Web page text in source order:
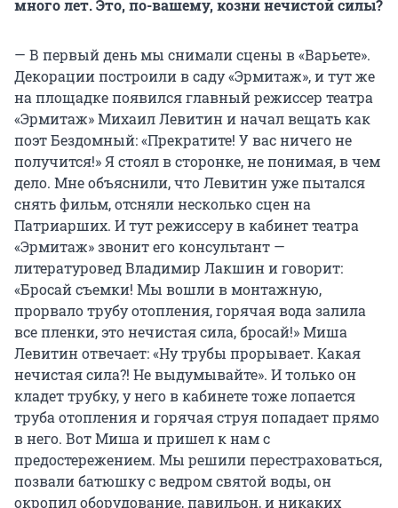
много лет. Это, по-вашему, козни нечистой силы?
— В первый день мы снимали сцены в «Варьете».
Декорации построили в саду «Эрмитаж», и тут же
на площадке появился главный режиссер театра
«Эрмитаж» Михаил Левитин и начал вещать как
поэт Бездомный: «Прекратите! У вас ничего не
получится!» Я стоял в сторонке, не понимая, в чем
дело. Мне объяснили, что Левитин уже пытался
снять фильм, отсняли несколько сцен на
Патриарших. И тут режиссеру в кабинет театра
«Эрмитаж» звонит его консультант —
литературовед Владимир Лакшин и говорит:
«Бросай съемки! Мы вошли в монтажную,
прорвало трубу отопления, горячая вода залила
все пленки, это нечистая сила, бросай!» Миша
Левитин отвечает: «Ну трубы прорывает. Какая
нечистая сила?! Не выдумывайте». И только он
кладет трубку, у него в кабинете тоже лопается
труба отопления и горячая струя попадает прямо
в него. Вот Миша и пришел к нам с
предостережением. Мы решили перестраховаться,
позвали батюшку с ведром святой воды, он
окропил оборудование, павильон, и никаких